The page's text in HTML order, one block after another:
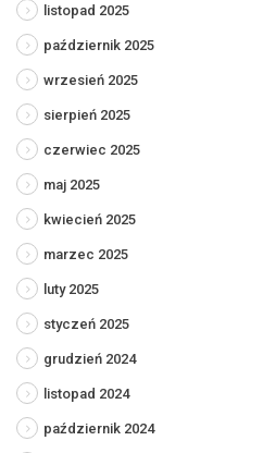
listopad 2025
październik 2025
wrzesień 2025
sierpień 2025
czerwiec 2025
maj 2025
kwiecień 2025
marzec 2025
luty 2025
styczeń 2025
grudzień 2024
listopad 2024
październik 2024